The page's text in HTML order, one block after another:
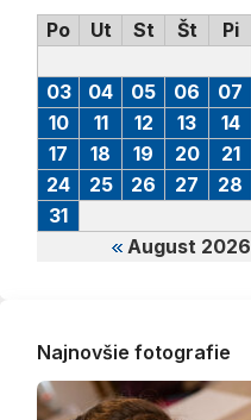
Po
Ut St Št Pi
August 2026
03
04 05 06 07
10
11 12 13 14
17
18 19 20 21
24
25 26 27 28
31
Najnovšie fotografie